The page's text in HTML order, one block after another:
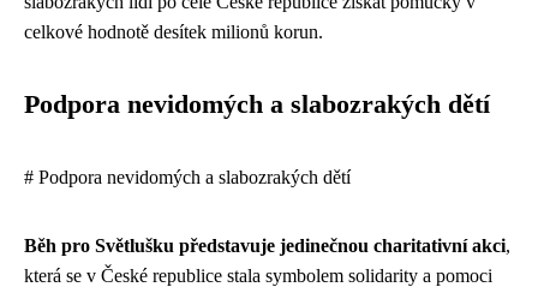
celkové hodnotě desítek milionů korun.
Podpora nevidomých a slabozrakých dětí
# Podpora nevidomých a slabozrakých dětí
Běh pro Světlušku představuje jedinečnou charitativní akci,
která se v České republice stala symbolem solidarity a pomoci